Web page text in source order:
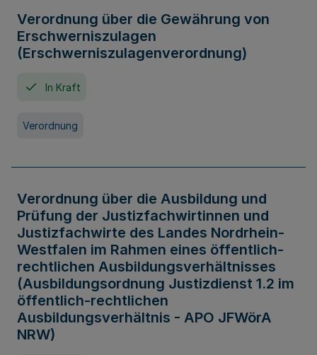
Verordnung über die Gewährung von
Erschwerniszulagen
(Erschwerniszulagenverordnung)
In Kraft
Verordnung
Verordnung über die Ausbildung und
Prüfung der Justizfachwirtinnen und
Justizfachwirte des Landes Nordrhein-
Westfalen im Rahmen eines öffentlich-
rechtlichen Ausbildungsverhältnisses
(Ausbildungsordnung Justizdienst 1.2 im
öffentlich-rechtlichen
Ausbildungsverhältnis - APO JFWörA
NRW)